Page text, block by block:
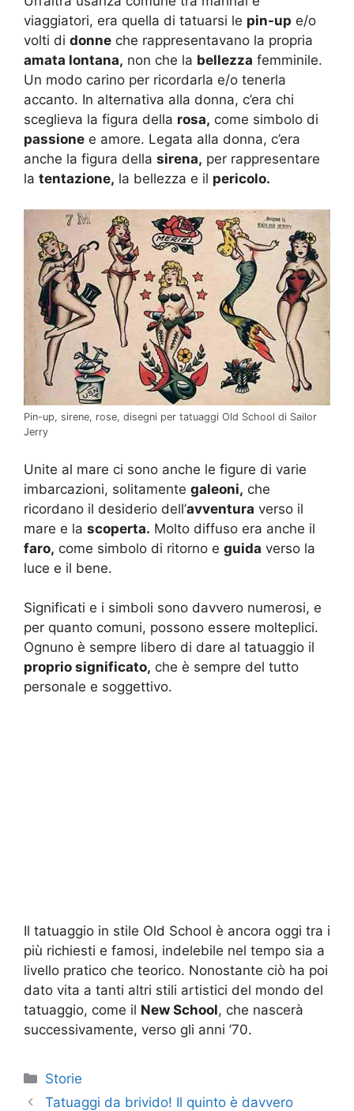
viaggiatori, era quella di tatuarsi le pin-up e/o
volti di donne che rappresentavano la propria
amata lontana, non che la bellezza femminile.
Un modo carino per ricordarla e/o tenerla
accanto. In alternativa alla donna, c’era chi
sceglieva la figura della rosa, come simbolo di
passione e amore. Legata alla donna, c’era
anche la figura della sirena, per rappresentare
la tentazione, la bellezza e il pericolo.
Pin-up, sirene, rose, disegni per tatuaggi Old School di Sailor
Jerry
Unite al mare ci sono anche le figure di varie
imbarcazioni, solitamente galeoni, che
ricordano il desiderio dell’avventura verso il
mare e la scoperta. Molto diffuso era anche il
faro, come simbolo di ritorno e guida verso la
luce e il bene.
Significati e i simboli sono davvero numerosi, e
per quanto comuni, possono essere molteplici.
Ognuno è sempre libero di dare al tatuaggio il
proprio significato, che è sempre del tutto
personale e soggettivo.
Il tatuaggio in stile Old School è ancora oggi tra i
più richiesti e famosi, indelebile nel tempo sia a
livello pratico che teorico. Nonostante ciò ha poi
dato vita a tanti altri stili artistici del mondo del
tatuaggio, come il New School, che nascerà
successivamente, verso gli anni ’70.
Categorie
Storie
Tatuaggi da brivido! Il quinto è davvero